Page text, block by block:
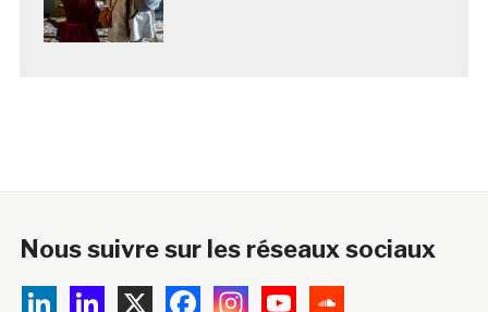
Nous suivre sur les réseaux sociaux